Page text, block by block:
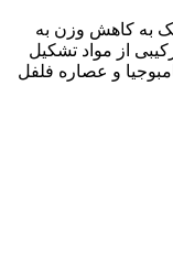
به کاهش وزن به
از مواد تشکیل
و عصاره فلفل